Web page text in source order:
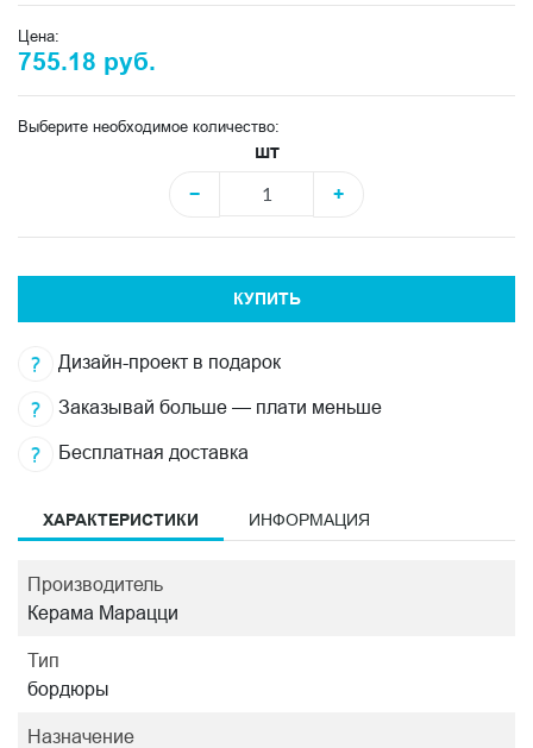
Цена:
755.18 руб.
Выберите необходимое количество:
шт
−
+
КУПИТЬ
Дизайн-проект в подарок
Заказывай больше — плати меньше
Бесплатная доставка
ХАРАКТЕРИСТИКИ ИНФОРМАЦИЯ
Производитель
Керама Марацци
Тип
бордюры
Назначение